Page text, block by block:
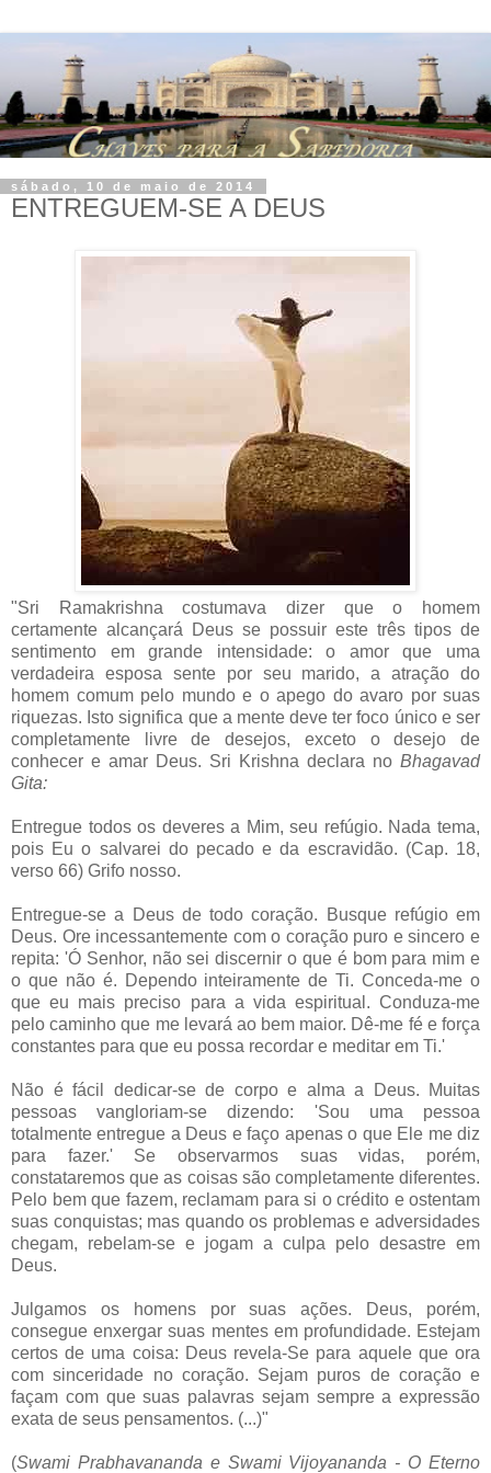
sábado, 10 de maio de 2014
ENTREGUEM-SE A DEUS
"Sri Ramakrishna costumava dizer que o homem
certamente alcançará Deus se possuir este três tipos de
sentimento em grande intensidade: o amor que uma
verdadeira esposa sente por seu marido, a atração do
homem comum pelo mundo e o apego do avaro por suas
riquezas. Isto significa que a mente deve ter foco único e ser
completamente livre de desejos, exceto o desejo de
conhecer e amar Deus. Sri Krishna declara no Bhagavad
Gita:
Entregue todos os deveres a Mim, seu refúgio. Nada tema,
pois Eu o salvarei do pecado e da escravidão. (Cap. 18,
verso 66) Grifo nosso.
Entregue-se a Deus de todo coração. Busque refúgio em
Deus. Ore incessantemente com o coração puro e sincero e
repita: 'Ó Senhor, não sei discernir o que é bom para mim e
o que não é. Dependo inteiramente de Ti. Conceda-me o
que eu mais preciso para a vida espiritual. Conduza-me
pelo caminho que me levará ao bem maior. Dê-me fé e força
constantes para que eu possa recordar e meditar em Ti.'
Não é fácil dedicar-se de corpo e alma a Deus. Muitas
pessoas vangloriam-se dizendo: 'Sou uma pessoa
totalmente entregue a Deus e faço apenas o que Ele me diz
para fazer.' Se observarmos suas vidas, porém,
constataremos que as coisas são completamente diferentes.
Pelo bem que fazem, reclamam para si o crédito e ostentam
suas conquistas; mas quando os problemas e adversidades
chegam, rebelam-se e jogam a culpa pelo desastre em
Deus.
Julgamos os homens por suas ações. Deus, porém,
consegue enxergar suas mentes em profundidade. Estejam
certos de uma coisa: Deus revela-Se para aquele que ora
com sinceridade no coração. Sejam puros de coração e
façam com que suas palavras sejam sempre a expressão
exata de seus pensamentos. (...)"
(Swami Prabhavananda e Swami Vijoyananda - O Eterno